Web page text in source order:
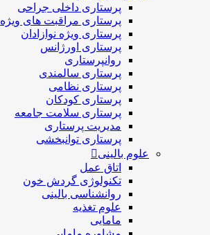
پرستاری داخلی جراحی
پرستاری مراقبت های ويژه
پرستاری ويژه نوازادان
پرستاری اورژانس
روانپرستاری
پرستاری سالمندی
پرستاری نظامی
پرستاری کودکان
پرستاری سلامت جامعه
مدیریت پرستاری
پرستاری توانبخشی
علوم بالینی
اتاق عمل
تکنولوژی گردش خون
روانشناسی بالینی
علوم تغذیه
مامایی